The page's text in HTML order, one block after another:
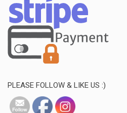
PLEASE FOLLOW & LIKE US :)